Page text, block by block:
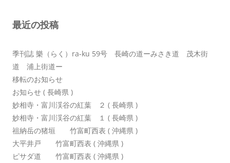
ン
最近の投稿
季刊誌 樂（らく）ra-ku 59号 長崎の道ーみさき道 茂木街
道 浦上街道ー
移転のお知らせ
お知らせ ( 長崎県 )
妙相寺・富川渓谷の紅葉 ２ ( 長崎県 )
妙相寺・富川渓谷の紅葉 １ ( 長崎県 )
祖納岳の猪垣 竹富町西表 ( 沖縄県 )
大平井戸 竹富町西表 ( 沖縄県 )
ピサダ道 竹富町西表 ( 沖縄県 )